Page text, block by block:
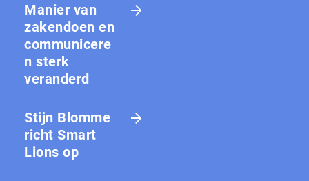
Manier van
zakendoen en
communicere
n sterk
veranderd
Stijn Blomme
richt Smart
Lions op